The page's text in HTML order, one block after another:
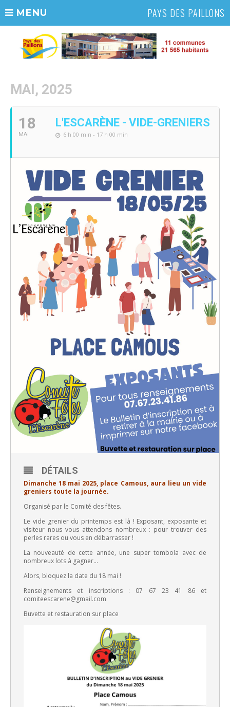
MENU PAYS DES PAILLONS
MAI, 2025
18
MAI
L'ESCARÈNE - VIDE-GRENIERS
6 h 00 min - 17 h 00 min
DÉTAILS
Dimanche 18 mai 2025, place Camous, aura lieu un vide
greniers toute la journée.
Organisé par le Comité des fêtes.
Le vide grenier du printemps est là ! Exposant, exposante et
visiteur nous vous attendons nombreux : pour trouver des
perles rares ou vous en débarrasser !
La nouveauté de cette année, une super tombola avec de
nombreux lots à gagner…
Alors, bloquez la date du 18 mai !
Renseignements et inscriptions : 07 67 23 41 86 et
comiteescarene@gmail.com
Buvette et restauration sur place